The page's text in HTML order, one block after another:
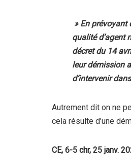
» En prévoyant
qualité d’agent
décret du 14
leur démission
d’intervenir
Autrement dit on ne
cela résulte d’une
CE, 6-5 chr, 25 janv.